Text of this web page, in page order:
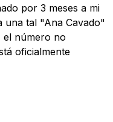
por 3 meses a mi
una tal "Ana Cavado"
el número no
oficialmente